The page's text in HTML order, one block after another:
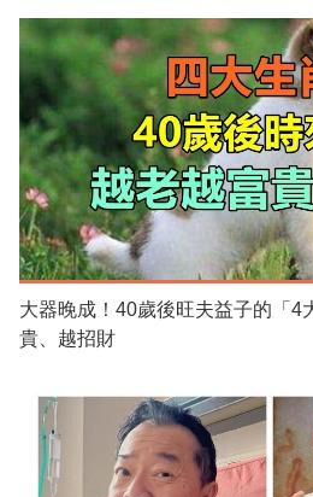
大器晚成！40歲後旺夫益子的「
貴、越招財